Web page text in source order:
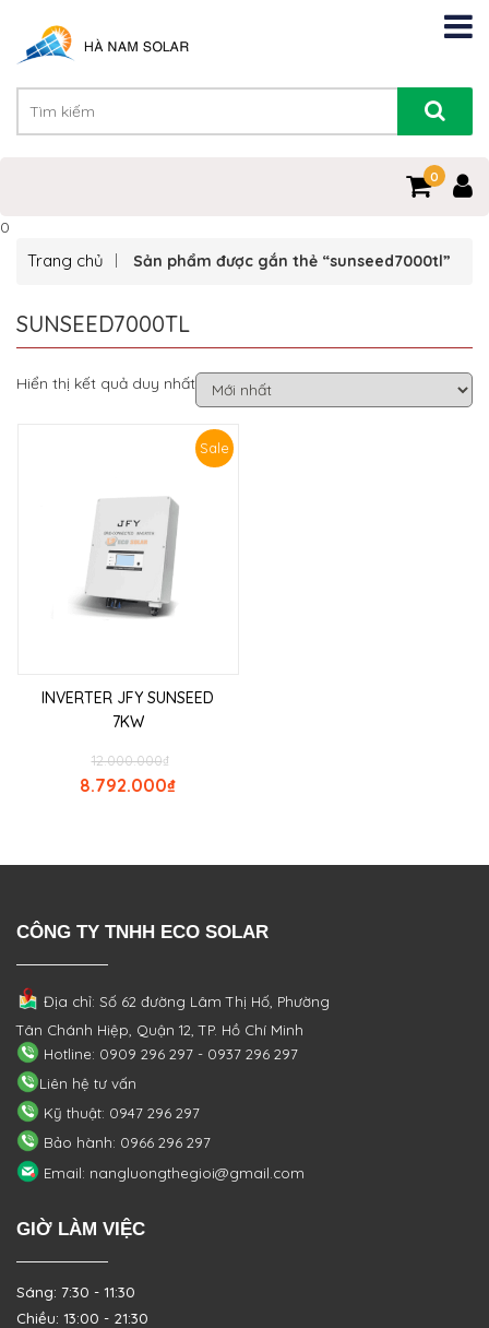
0
0
Trang chủ Sản phẩm được gắn thẻ “sunseed7000tl”
SUNSEED7000TL
Hiển thị kết quả duy nhất
Sale
INVERTER JFY SUNSEED
7KW
₫
12.000.000
₫
8.792.000
CÔNG TY TNHH ECO SOLAR
Địa chỉ: Số 62 đường Lâm Thị Hố, Phường
Tân Chánh Hiệp, Quận 12, TP. Hồ Chí Minh
Hotline: 0909 296 297 - 0937 296 297
Liên hệ tư vấn
Kỹ thuật: 0947 296 297
Bảo hành: 0966 296 297
Email: nangluongthegioi@gmail.com
GIỜ LÀM VIỆC
Sáng: 7:30 - 11:30
Chiều: 13:00 - 21:30